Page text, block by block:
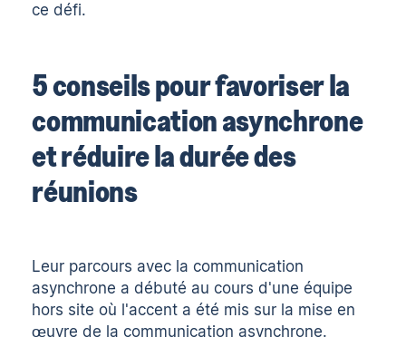
ce défi.
5 conseils pour favoriser la
communication asynchrone
et réduire la durée des
réunions
Leur parcours avec la communication
asynchrone a débuté au cours d'une équipe
hors site où l'accent a été mis sur la mise en
œuvre de la communication asynchrone.